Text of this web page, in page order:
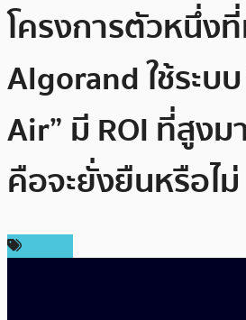
โครงการตัวหนึ่ง
Algorand ใช้ระบ
Air” มี ROI ที่สูง
คือจะยั่งยืนหรือไม่